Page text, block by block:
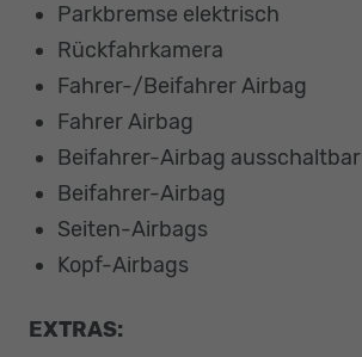
Parkbremse elektrisch
Rückfahrkamera
Fahrer-/Beifahrer Airbag
Fahrer Airbag
Beifahrer-Airbag ausschaltbar
Beifahrer-Airbag
Seiten-Airbags
Kopf-Airbags
EXTRAS: